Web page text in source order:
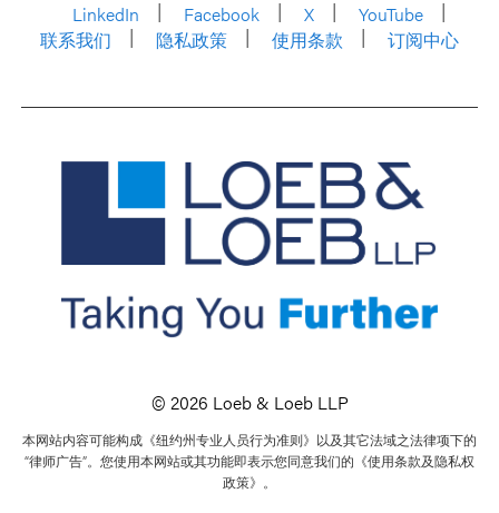
LinkedIn
Facebook X
YouTube
联系我们
隐私政策 使用条款 订阅中心
© 2026 Loeb & Loeb LLP
本网站内容可能构成《纽约州专业人员行为准则》以及其它法域之法律项下的
“律师广告”。您使用本网站或其功能即表示您同意我们的《使用条款及隐私权
政策》。